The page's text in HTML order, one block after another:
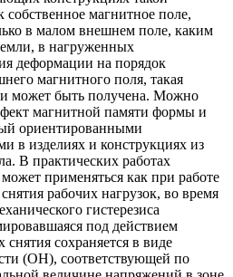
магнитное поле,
в малом внешнем поле, каким
в нагруженных
деформации на порядок
магнитного поля, такая
может быть получена. Можно
магнитной памяти формы и
ориентированными
в изделиях и конструкциях из
В практических работах
применяться как при работе
рабочих нагрузок, во время
гистерезиса
под действием
снятия сохраняется в виде
(ОН), соответствующей по